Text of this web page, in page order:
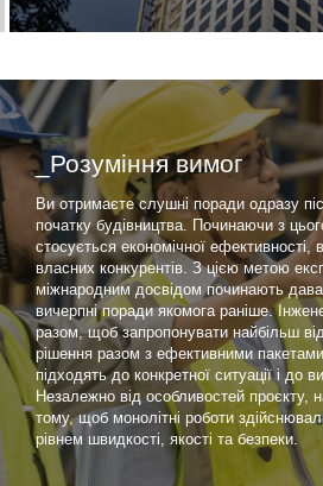
_Розуміння вимог
Ви отримаєте слушні поради одразу
початку будівництва. Починаючи з
стосується економічної ефективності,
власних конкурентів. З цією метою
міжнародним досвідом починають
вичерпні поради якомога раніше.
разом, щоб запропонувати найбільш
рішення разом з ефективними пакетами
підходять до конкретної ситуації і до
Незалежно від особливостей проєкту,
тому, щоб монолітні роботи
рівнем швидкості, якості та безпеки.